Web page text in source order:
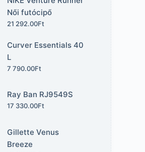
Női futócipő
21 292.00Ft
Curver Essentials 40
L
7 790.00Ft
Ray Ban RJ9549S
17 330.00Ft
Gillette Venus
Breeze